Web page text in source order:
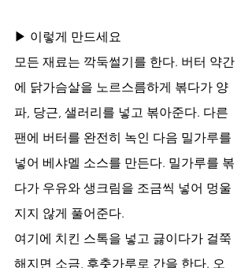
▶ 이렇게 만드세요
모든 재료는 깍둑썰기를 한다. 버터 약간
에 닭가슴살을 노르스름하게 볶다가 양
파, 당근, 샐러리를 넣고 볶아준다. 다른
팬에 버터를 완전히 녹인 다음 밀가루를
넣어 베샤멜 소스를 만든다. 밀가루를 볶
다가 우유와 생크림을 조금씩 넣어 멍울
지지 않게 풀어준다.
여기에 치킨 스톡을 넣고 긇이다가 걸쭉
해지면 소금, 후춧가루로 간을 한다. 오